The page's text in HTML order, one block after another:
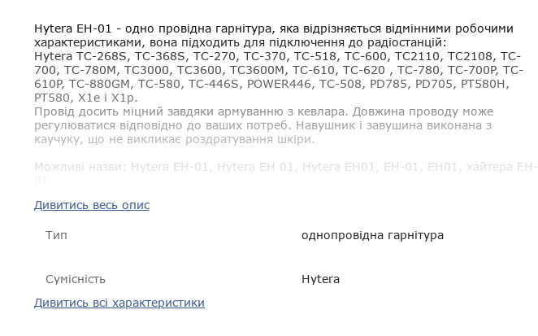
Hytera EH-01 - одно провідна гарнітура, яка відрізняється відмінними робочими
характеристиками, вона підходить для підключення до радіостанцій:
Hytera TC-268S, TC-368S, TC-270, TC-370, TC-518, TC-600, TC2110, TC2108, TC-
700, TC-780M, TC3000, TC3600, TC3600M, TC-610, TC-620 , TC-780, TC-700P, TC-
610P, TC-880GM, TC-580, TC-446S, POWER446, TC-508, PD785, PD705, PT580H,
PT580, X1e і X1p.
Провід досить міцний завдяки армуванню з кевлара. Довжина проводу може
регулюватися відповідно до ваших потреб. Навушник і завушина виконана з
каучуку, що не викликає роздратування шкіри.
Можливі назви : Hytera EH-01, Hytera EH 01, Hytera EH01, EH-01, EH01, хайтера EH-
Дивитись весь опис
Тип однопровідна гарнітура
Сумісність Hytera
Гарантія
Дивитись всі характеристики